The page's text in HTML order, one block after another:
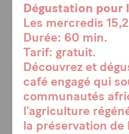
Dégustation pour
Les mercredis
Durée: 60 min.
Tarif: gratuit.
Découvrez et
café engagé qui
communautés
l’agriculture
la préservation de